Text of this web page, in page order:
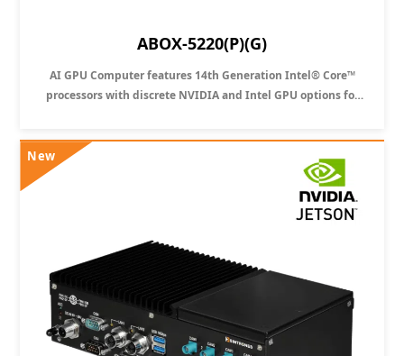
ABOX-5220(P)(G)
AI GPU Computer features 14th Generation Intel® Core™
processors with discrete NVIDIA and Intel GPU options for
New